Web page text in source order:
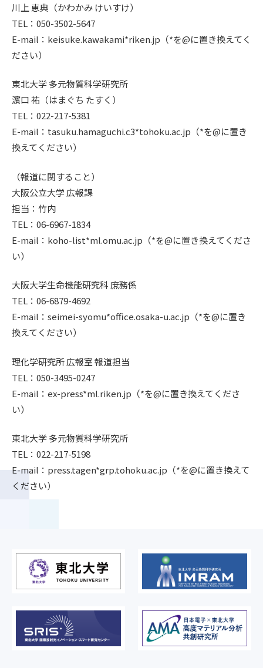
川上 恵典（かわかみ けいすけ）
TEL：050-3502-5647
E-mail：keisuke.kawakami*riken.jp（*を@に置き換えてく
ださい）
東北大学 多元物質科学研究所
濵口 祐（はまぐち たすく）
TEL：022-217-5381
E-mail：tasuku.hamaguchi.c3*tohoku.ac.jp（*を@に置き
換えてください）
（報道に関すること）
大阪公立大学 広報課
担当：竹内
TEL：06-6967-1834
E-mail：koho-list*ml.omu.ac.jp（*を@に置き換えてくださ
い）
大阪大学生命機能研究科 庶務係
TEL：06-6879-4692
E-mail：seimei-syomu*office.osaka-u.ac.jp（*を@に置き
換えてください）
理化学研究所 広報室 報道担当
TEL：050-3495-0247
E-mail：ex-press*ml.riken.jp（*を@に置き換えてくださ
い）
東北大学 多元物質科学研究所
TEL：022-217-5198
E-mail：press.tagen*grp.tohoku.ac.jp（*を@に置き換えて
ください）